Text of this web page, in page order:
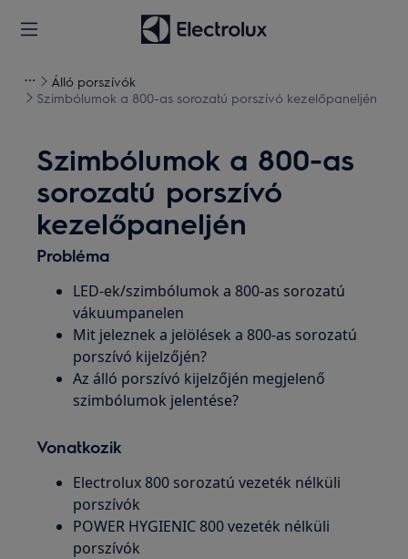
Álló porszívók
Szimbólumok a 800-as sorozatú porszívó kezelőpaneljén
Szimbólumok a 800-as
sorozatú porszívó
kezelőpaneljén
Probléma
LED-ek/szimbólumok a 800-as sorozatú
vákuumpanelen
Mit jeleznek a jelölések a 800-as sorozatú
porszívó kijelzőjén?
Az álló porszívó kijelzőjén megjelenő
szimbólumok jelentése?
Vonatkozik
Electrolux 800 sorozatú vezeték nélküli
porszívók
POWER HYGIENIC 800 vezeték nélküli
porszívók